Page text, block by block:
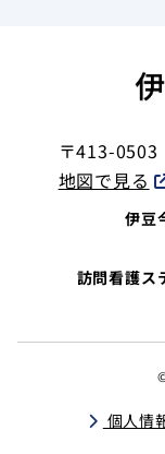
〒413-0503
地図で見る
伊豆
訪問看護ス
個人情